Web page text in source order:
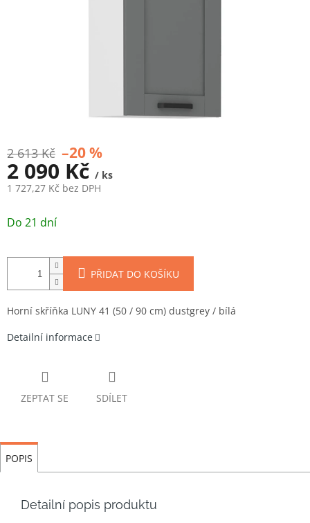
2 613 Kč –20 %
2 090 Kč / ks
1 727,27 Kč bez DPH
cena:
Do 21 dní
PŘIDAT DO KOŠÍKU
Horní skříňka LUNY 41 (50 / 90 cm) dustgrey / bílá
Detailní informace
ZEPTAT SE SDÍLET
POPIS
Detailní popis produktu